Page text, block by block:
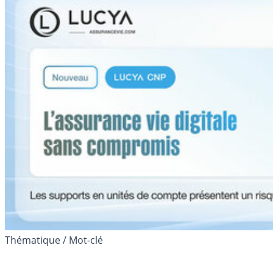
Thématique / Mot-clé